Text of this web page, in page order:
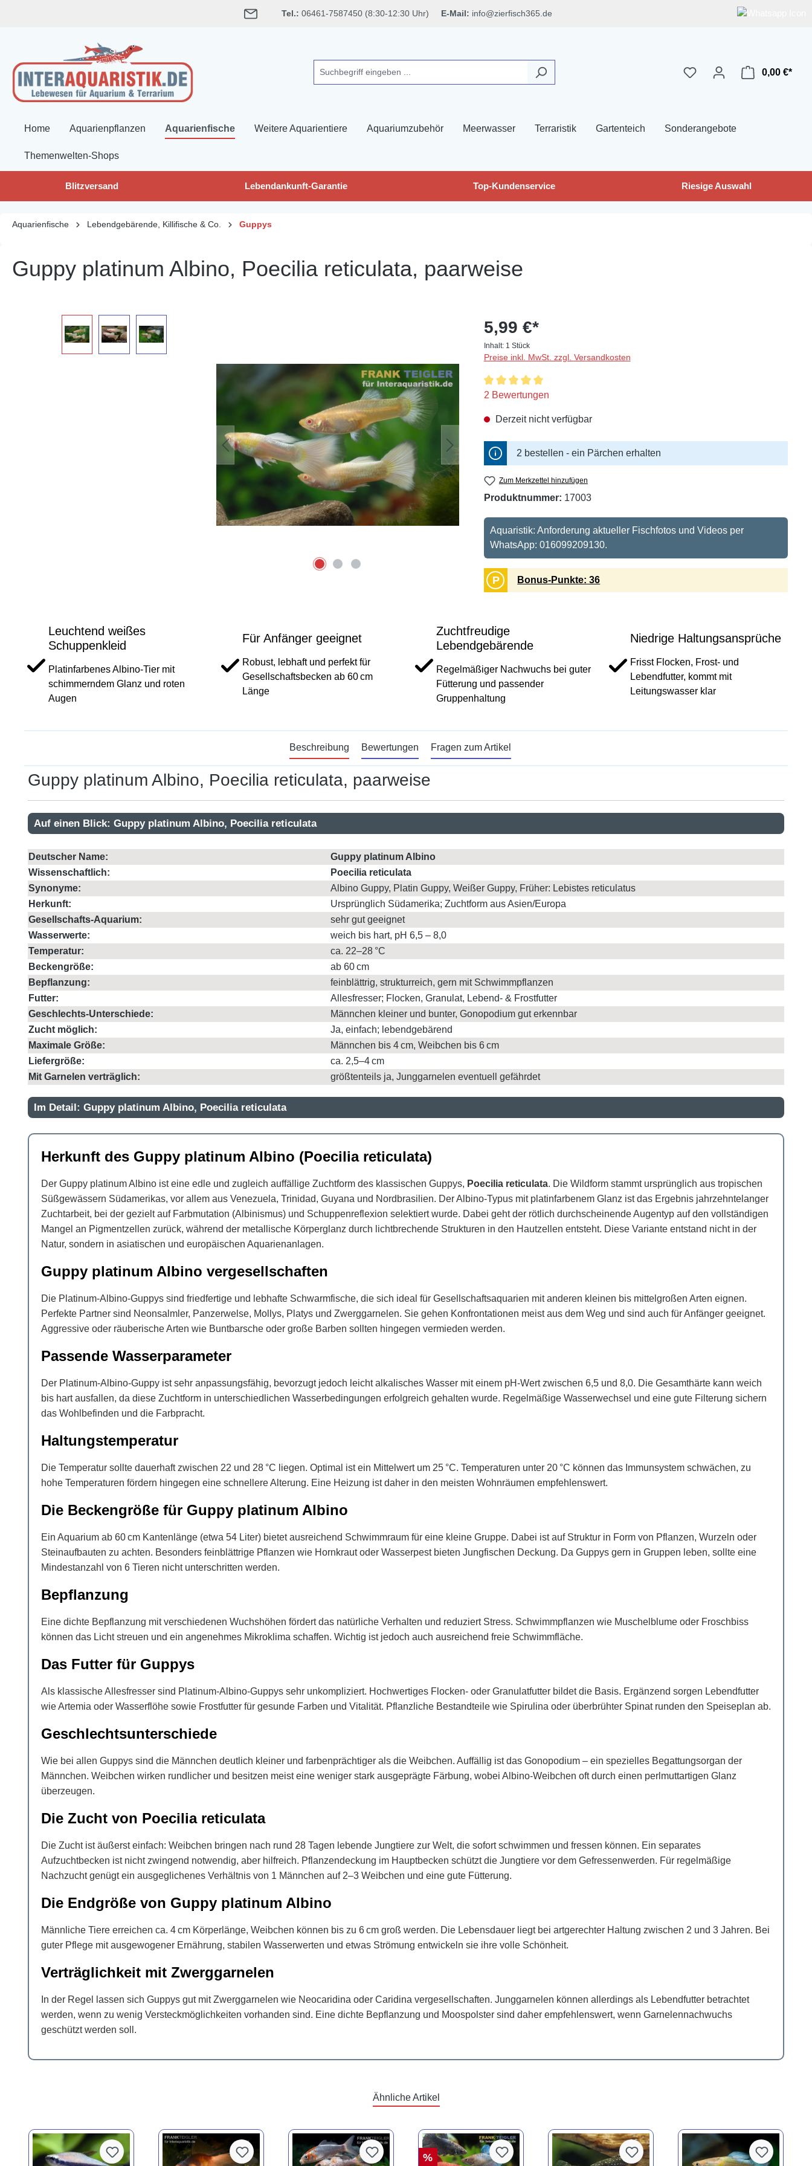
Tel.: 06461-7587450 (8:30-12:30 Uhr) E-Mail: info@zierfisch365.de
0,00 €*
Home Aquarienpflanzen Aquarienfische Weitere Aquarientiere Aquariumzubehör Meerwasser Terraristik Gartenteich Sonderangebote
Themenwelten-Shops
Blitzversand Lebendankunft-Garantie Top-Kundenservice Riesige Auswahl
Aquarienfische Lebendgebärende, Killifische & Co. Guppys
Guppy platinum Albino, Poecilia reticulata, paarweise
5,99 €*
Inhalt: 1 Stück
Preise inkl. MwSt. zzgl. Versandkosten
Durchschnittliche Bewertung von 5 von 5 Sternen
2 Bewertungen
Derzeit nicht verfügbar
2 bestellen - ein Pärchen erhalten
Zum Merkzettel hinzufügen
Produktnummer: 17003
Aquaristik: Anforderung aktueller Fischfotos und Videos per
WhatsApp: 016099209130.
P Bonus-Punkte: 36
Leuchtend weißes
Schuppenkleid
Platinfarbenes Albino-Tier mit
schimmerndem Glanz und roten
Augen
Für Anfänger geeignet
Robust, lebhaft und perfekt für
Gesellschaftsbecken ab 60 cm
Länge
Zuchtfreudige
Lebendgebärende
Regelmäßiger Nachwuchs bei guter
Fütterung und passender
Gruppenhaltung
Niedrige Haltungsansprüche
Frisst Flocken, Frost- und
Lebendfutter, kommt mit
Leitungswasser klar
Beschreibung Bewertungen Fragen zum Artikel
Guppy platinum Albino, Poecilia reticulata, paarweise
Auf einen Blick: Guppy platinum Albino, Poecilia reticulata
Deutscher Name:
Guppy platinum Albino
Wissenschaftlich:
Poecilia reticulata
Synonyme:
Albino Guppy, Platin Guppy, Weißer Guppy, Früher: Lebistes reticulatus
Herkunft:
Ursprünglich Südamerika; Zuchtform aus Asien/Europa
Gesellschafts-Aquarium:
sehr gut geeignet
Wasserwerte:
weich bis hart, pH 6,5 – 8,0
Temperatur:
ca. 22–28 °C
Beckengröße:
ab 60 cm
Bepflanzung:
feinblättrig, strukturreich, gern mit Schwimmpflanzen
Futter:
Allesfresser; Flocken, Granulat, Lebend- & Frostfutter
Geschlechts-Unterschiede:
Männchen kleiner und bunter, Gonopodium gut erkennbar
Zucht möglich:
Ja, einfach; lebendgebärend
Maximale Größe:
Männchen bis 4 cm, Weibchen bis 6 cm
Liefergröße:
ca. 2,5–4 cm
Mit Garnelen verträglich:
größtenteils ja, Junggarnelen eventuell gefährdet
Im Detail: Guppy platinum Albino, Poecilia reticulata
Herkunft des Guppy platinum Albino (Poecilia reticulata)
Der Guppy platinum Albino ist eine edle und zugleich auffällige Zuchtform des klassischen Guppys, Poecilia reticulata. Die Wildform stammt ursprünglich aus tropischen
Süßgewässern Südamerikas, vor allem aus Venezuela, Trinidad, Guyana und Nordbrasilien. Der Albino-Typus mit platinfarbenem Glanz ist das Ergebnis jahrzehntelanger
Zuchtarbeit, bei der gezielt auf Farbmutation (Albinismus) und Schuppenreflexion selektiert wurde. Dabei geht der rötlich durchscheinende Augentyp auf den vollständigen
Mangel an Pigmentzellen zurück, während der metallische Körperglanz durch lichtbrechende Strukturen in den Hautzellen entsteht. Diese Variante entstand nicht in der
Natur, sondern in asiatischen und europäischen Aquarienanlagen.
Guppy platinum Albino vergesellschaften
Die Platinum-Albino-Guppys sind friedfertige und lebhafte Schwarmfische, die sich ideal für Gesellschaftsaquarien mit anderen kleinen bis mittelgroßen Arten eignen.
Perfekte Partner sind Neonsalmler, Panzerwelse, Mollys, Platys und Zwerggarnelen. Sie gehen Konfrontationen meist aus dem Weg und sind auch für Anfänger geeignet.
Aggressive oder räuberische Arten wie Buntbarsche oder große Barben sollten hingegen vermieden werden.
Passende Wasserparameter
Der Platinum-Albino-Guppy ist sehr anpassungsfähig, bevorzugt jedoch leicht alkalisches Wasser mit einem pH-Wert zwischen 6,5 und 8,0. Die Gesamthärte kann weich
bis hart ausfallen, da diese Zuchtform in unterschiedlichen Wasserbedingungen erfolgreich gehalten wurde. Regelmäßige Wasserwechsel und eine gute Filterung sichern
das Wohlbefinden und die Farbpracht.
Haltungstemperatur
Die Temperatur sollte dauerhaft zwischen 22 und 28 °C liegen. Optimal ist ein Mittelwert um 25 °C. Temperaturen unter 20 °C können das Immunsystem schwächen, zu
hohe Temperaturen fördern hingegen eine schnellere Alterung. Eine Heizung ist daher in den meisten Wohnräumen empfehlenswert.
Die Beckengröße für Guppy platinum Albino
Ein Aquarium ab 60 cm Kantenlänge (etwa 54 Liter) bietet ausreichend Schwimmraum für eine kleine Gruppe. Dabei ist auf Struktur in Form von Pflanzen, Wurzeln oder
Steinaufbauten zu achten. Besonders feinblättrige Pflanzen wie Hornkraut oder Wasserpest bieten Jungfischen Deckung. Da Guppys gern in Gruppen leben, sollte eine
Mindestanzahl von 6 Tieren nicht unterschritten werden.
Bepflanzung
Eine dichte Bepflanzung mit verschiedenen Wuchshöhen fördert das natürliche Verhalten und reduziert Stress. Schwimmpflanzen wie Muschelblume oder Froschbiss
können das Licht streuen und ein angenehmes Mikroklima schaffen. Wichtig ist jedoch auch ausreichend freie Schwimmfläche.
Das Futter für Guppys
Als klassische Allesfresser sind Platinum-Albino-Guppys sehr unkompliziert. Hochwertiges Flocken- oder Granulatfutter bildet die Basis. Ergänzend sorgen Lebendfutter
wie Artemia oder Wasserflöhe sowie Frostfutter für gesunde Farben und Vitalität. Pflanzliche Bestandteile wie Spirulina oder überbrühter Spinat runden den Speiseplan ab.
Geschlechtsunterschiede
Wie bei allen Guppys sind die Männchen deutlich kleiner und farbenprächtiger als die Weibchen. Auffällig ist das Gonopodium – ein spezielles Begattungsorgan der
Männchen. Weibchen wirken rundlicher und besitzen meist eine weniger stark ausgeprägte Färbung, wobei Albino-Weibchen oft durch einen perlmuttartigen Glanz
überzeugen.
Die Zucht von Poecilia reticulata
Die Zucht ist äußerst einfach: Weibchen bringen nach rund 28 Tagen lebende Jungtiere zur Welt, die sofort schwimmen und fressen können. Ein separates
Aufzuchtbecken ist nicht zwingend notwendig, aber hilfreich. Pflanzendeckung im Hauptbecken schützt die Jungtiere vor dem Gefressenwerden. Für regelmäßige
Nachzucht genügt ein ausgeglichenes Verhältnis von 1 Männchen auf 2–3 Weibchen und eine gute Fütterung.
Die Endgröße von Guppy platinum Albino
Männliche Tiere erreichen ca. 4 cm Körperlänge, Weibchen können bis zu 6 cm groß werden. Die Lebensdauer liegt bei artgerechter Haltung zwischen 2 und 3 Jahren. Bei
guter Pflege mit ausgewogener Ernährung, stabilen Wasserwerten und etwas Strömung entwickeln sie ihre volle Schönheit.
Verträglichkeit mit Zwerggarnelen
In der Regel lassen sich Guppys gut mit Zwerggarnelen wie Neocaridina oder Caridina vergesellschaften. Junggarnelen können allerdings als Lebendfutter betrachtet
werden, wenn zu wenig Versteckmöglichkeiten vorhanden sind. Eine dichte Bepflanzung und Moospolster sind daher empfehlenswert, wenn Garnelennachwuchs
geschützt werden soll.
Ähnliche Artikel
%